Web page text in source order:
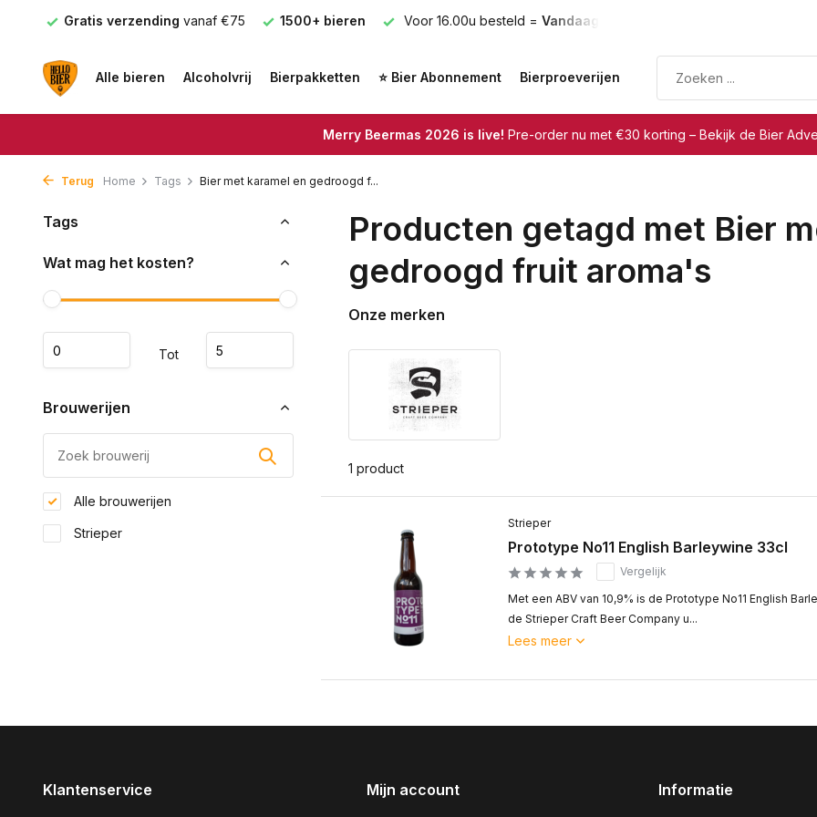
Gratis verzending vanaf €75 1500+ bieren Voor 16.00u besteld = Vandaag verzonden
Alle bieren Alcoholvrij Bierpakketten ⭐ Bier Abonnement Bierproeverijen
Merry Beermas 2026 is live! Pre-order nu met €30 korting – Bekijk de Bier
Terug Home Tags Bier met karamel en gedroogd f...
Tags
Wat mag het kosten?
Tot
Brouwerijen
Alle brouwerijen
Strieper
Producten getagd met Bier
gedroogd fruit aroma's
Onze merken
1 product
Strieper
Prototype No11 English Barleywine 33cl
Vergelijk
Met een ABV van 10,9% is de Prototype No11 English
de Strieper Craft Beer Company u...
Lees meer
Klantenservice Mijn account Informatie